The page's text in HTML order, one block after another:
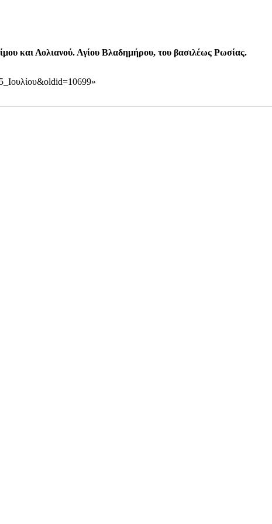
και Λολιανού. Αγίου Βλαδημήρου, του βασιλέως Ρωσίας.
»